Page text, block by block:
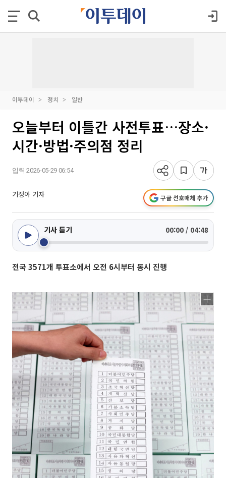
이투데이 정치 일반
오늘부터 이틀간 사전투표…장소·
시간·방법·주의점 정리
입력 2026-05-29 06:54
기정아 기자 구글 선호매체 추가
기사 듣기 00:00 / 04:48
전국 3571개 투표소에서 오전 6시부터 동시 진행